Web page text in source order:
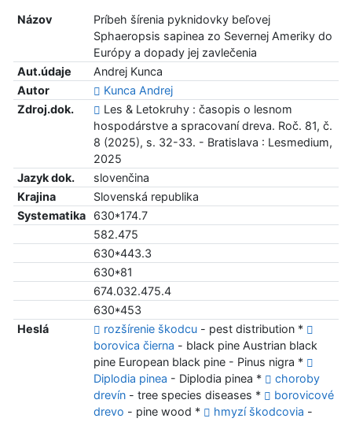
Názov
Príbeh šírenia pyknidovky beľovej
Sphaeropsis sapinea zo Severnej Ameriky do
Európy a dopady jej zavlečenia
Aut.údaje
Andrej Kunca
Autor
Kunca Andrej
Zdroj.dok.
Les & Letokruhy : časopis o lesnom
hospodárstve a spracovaní dreva. Roč. 81, č.
8 (2025), s. 32-33. - Bratislava : Lesmedium,
2025
Jazyk dok.
slovenčina
Krajina
Slovenská republika
Systematika
630*174.7
582.475
630*443.3
630*81
674.032.475.4
630*453
Heslá
rozšírenie škodcu- pest distribution *
borovica čierna - black pine Austrian black
pine European black pine - Pinus nigra *
Diplodia pinea - Diplodia pinea *
choroby
drevín- tree species diseases *
borovicové
drevo - pine wood * hmyzí škodcovia -